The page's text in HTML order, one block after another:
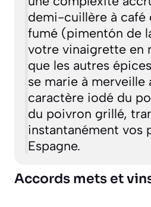
demi-cuillère à café
fumé (pimentón de
votre vinaigrette en
que les autres
se marie à merveille
caractère iodé du
du poivron grillé,
instantanément vos
Espagne.
Accords mets et